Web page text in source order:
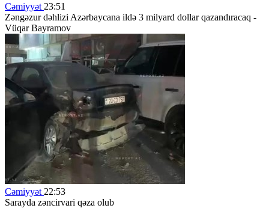
Cəmiyyət 23:51
Zəngəzur dəhlizi Azərbaycana ildə 3 milyard dollar qazandıracaq -
Vüqar Bayramov
Cəmiyyət 22:53
Sarayda zəncirvari qəza olub